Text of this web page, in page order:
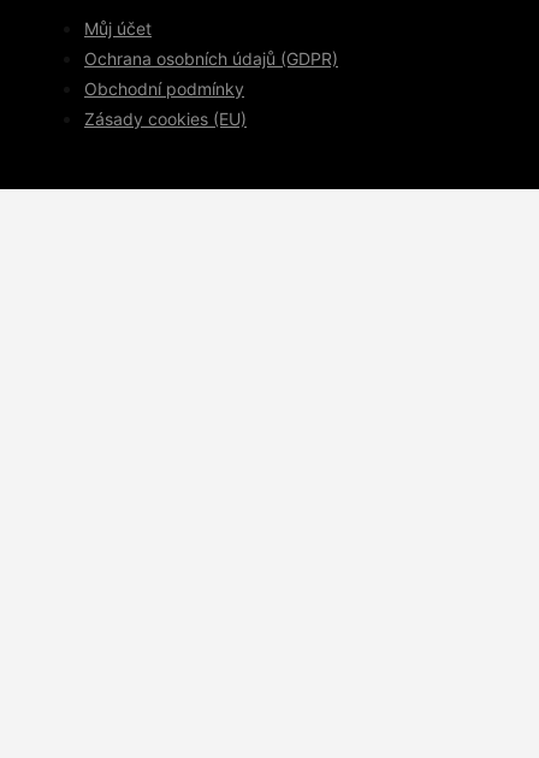
Můj účet
Ochrana osobních údajů (GDPR)
Obchodní podmínky
Zásady cookies (EU)